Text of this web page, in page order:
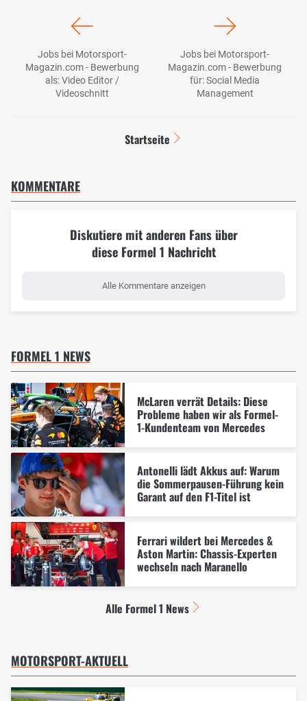
Jobs bei Motorsport-
Magazin.com - Bewerbung
als: Video Editor /
Videoschnitt
Jobs bei Motorsport-
Magazin.com - Bewerbung
für: Social Media
Management
Startseite
KOMMENTARE
Diskutiere mit anderen Fans über
diese Formel 1 Nachricht
Alle Kommentare anzeigen
FORMEL 1 NEWS
McLaren verrät Details: Diese
Probleme haben wir als Formel-
1-Kundenteam von Mercedes
Antonelli lädt Akkus auf: Warum
die Sommerpausen-Führung kein
Garant auf den F1-Titel ist
Ferrari wildert bei Mercedes &
Aston Martin: Chassis-Experten
wechseln nach Maranello
Alle Formel 1 News
MOTORSPORT-AKTUELL